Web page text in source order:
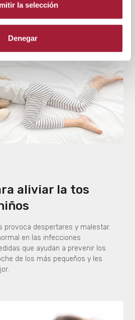
la selección
Denegar
MÁS VISTAS
aliviar la tos
provoca despertares y malestar.
en las infecciones
que ayudan a prevenir los
de los más pequeños y les